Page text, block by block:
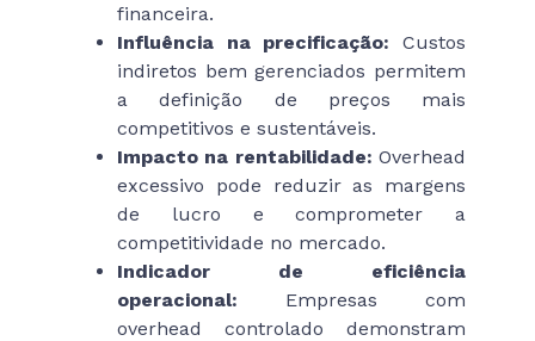
financeira.
Influência na precificação: Custos
indiretos bem gerenciados permitem
a definição de preços mais
competitivos e sustentáveis.
Impacto na rentabilidade: Overhead
excessivo pode reduzir as margens
de lucro e comprometer a
competitividade no mercado.
Indicador de eficiência
operacional: Empresas com
overhead controlado demonstram